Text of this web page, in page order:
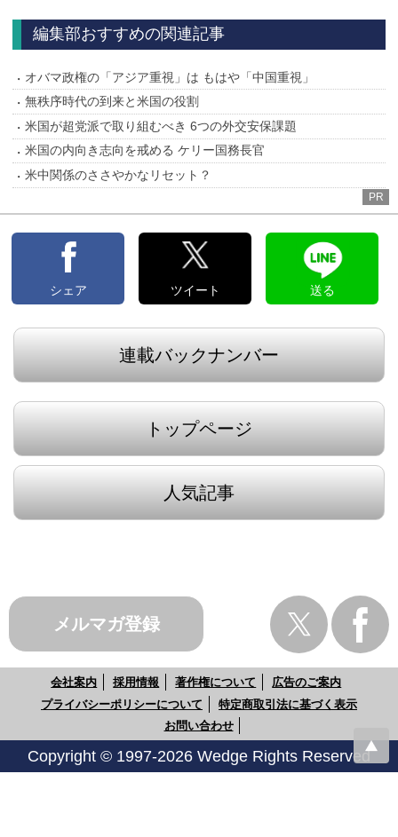
編集部おすすめの関連記事
オバマ政権の「アジア重視」は もはや「中国重視」
無秩序時代の到来と米国の役割
米国が超党派で取り組むべき 6つの外交安保課題
米国の内向き志向を戒める ケリー国務長官
米中関係のささやかなリセット？
PR
シェア ツイート 送る
連載バックナンバー
トップページ
人気記事
メルマガ登録
会社案内 採用情報 著作権について
広告のご案内
プライバシーポリシーについて
特定商取引法に基づく表示
お問い合わせ
Copyright © 1997-2026 Wedge Rights Reserved